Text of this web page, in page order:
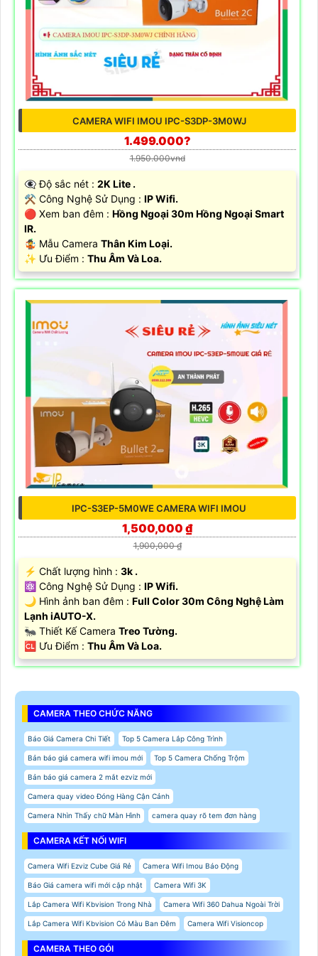
CAMERA WIFI IMOU IPC-S3DP-3M0WJ
1.499.000?
1.950.000vnd
👁️‍🗨 Độ sắc nét : 2K Lite .
⚒ Công Nghệ Sử Dụng : IP Wifi.
🔴 Xem ban đêm : Hồng Ngoại 30m Hồng Ngoại Smart
IR.
🤹 Mẫu Camera Thân Kim Loại.
️✨ Ưu Điểm : Thu Âm Và Loa.
IPC-S3EP-5M0WE CAMERA WIFI IMOU
1,500,000 ₫
1,900,000 ₫
️⚡ Chất lượng hình : 3k .
⚛️ Công Nghệ Sử Dụng : IP Wifi.
🌙 Hình ảnh ban đêm : Full Color 30m Công Nghệ Làm
Lạnh iAUTO-X.
🐜 Thiết Kế Camera Treo Tường.
️🆑 Ưu Điểm : Thu Âm Và Loa.
CAMERA THEO CHỨC NĂNG
Báo Giá Camera Chi Tiết Top 5 Camera Lắp Công Trình
Bản báo giá camera wifi imou mới Top 5 Camera Chống Trộm
Bản báo giá camera 2 mắt ezviz mới
Camera quay video Đóng Hàng Cận Cảnh
Camera Nhìn Thấy chữ Màn Hình camera quay rõ tem đơn hàng
CAMERA KẾT NỐI WIFI
Camera Wifi Ezviz Cube Giá Rẻ Camera Wifi Imou Báo Động
Báo Giá camera wifi mới cập nhật Camera Wifi 3K
Lắp Camera Wifi Kbvision Trong Nhà Camera Wifi 360 Dahua Ngoài Trời
Lắp Camera Wifi Kbvision Có Màu Ban Đêm Camera Wifi Visioncop
CAMERA THEO GÓI